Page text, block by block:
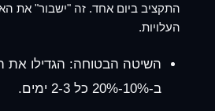
התקציב ביום אחד. זה "ישבור" את
העלויות.
השיטה הבטוחה: הגדילו את
ב-10%-20% כל 2-3 ימים.